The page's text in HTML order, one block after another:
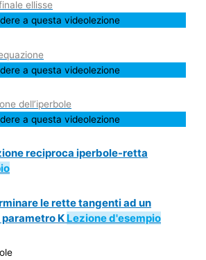
ellisse
a questa videolezione
a questa videolezione
dell’iperbole
a questa videolezione
reciproca iperbole-retta
le rette tangenti ad un
K Lezione d'esempio